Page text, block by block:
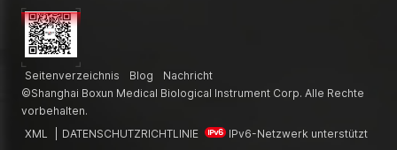
Seitenverzeichnis Blog
Nachricht
©Shanghai Boxun Medical Biological Instrument Corp. Alle Rechte
vorbehalten.
XML
DATENSCHUTZRICHTLINIE IPv6-Netzwerk unterstützt